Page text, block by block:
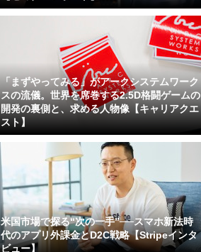
「まずやってみる」がアークシステムワーク
スの流儀。世界を席巻する2.5D格闘ゲームの
開発の裏側と、求める人物像【キャリアクエ
スト】
米国市場で探る“次の一手”──スマホ新法時
代のアプリ外課金とD2C戦略【Stripeインタ
ビュー】